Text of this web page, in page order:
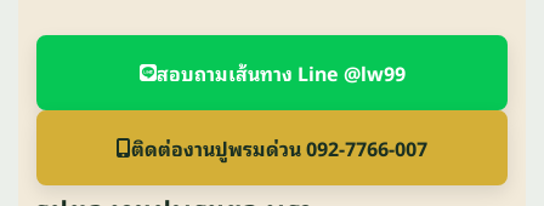
สอบถามเส้นทาง Line @lw99
ติดต่องานปูพรมด่วน 092-7766-007